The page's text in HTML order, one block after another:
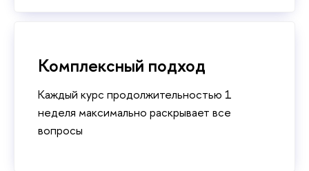
Комплексный подход
Каждый курс продолжительностью 1
неделя максимально раскрывает все
вопросы